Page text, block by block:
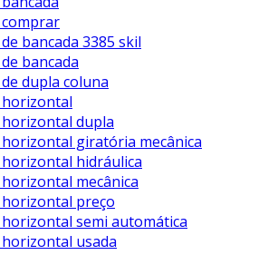
bancada 3385 skil
bancada
dupla coluna
dupla
giratória mecânica
hidráulica
mecânica
preço
semi automática
usada